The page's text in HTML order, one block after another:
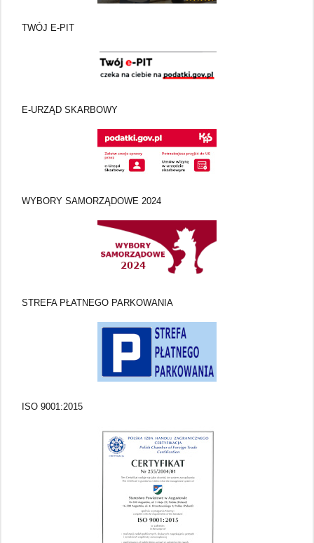
TWÓJ E-PIT
E-URZĄD SKARBOWY
WYBORY SAMORZĄDOWE 2024
STREFA PŁATNEGO PARKOWANIA
ISO 9001:2015